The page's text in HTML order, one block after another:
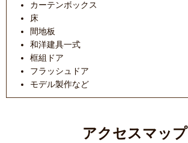
カーテンボックス
床
間地板
和洋建具一式
框組ドア
フラッシュドア
モデル製作など
アクセスマップ